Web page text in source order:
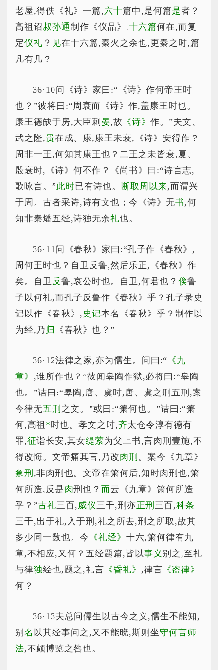
老屋,得佚《礼》一篇,六十篇中,是何篇是者？
高祖诏叔孙通制作《仪品》,十六篇何在,而复
定仪礼 ？ 见在十六篇,秦火之余也,更秦之时,篇
凡有几？
36·10问《诗》家曰:“《诗》作何帝王时
也？”彼将曰:“周衰而《诗》作,盖康王时也。
康王德缺于房,大臣刺 晏,故 《诗》 作。”夫文、
武之隆,贵在成、康,康王未衰,《诗》安得作？
周非一王,何知其康王也？二王之未皆衰,夏、
殷衰时,《诗》何不作？《尚书》曰:“诗言志,
歌咏言。”此时已有诗也。 断取周以来,而谓兴
于周。古者采诗,诗有文也；今《诗》无书,何
知非秦燔五经,诗独无余礼也。
36·11问《春秋》家曰:“孔子作《春秋》,
周何王时也？自卫反鲁,然后乐正,《春秋》作
矣。自卫 反 鲁,哀公时也。自卫,何君也？ 俟鲁
子以何礼,而孔子反鲁作《春秋》乎？孔子录史
记以作《春秋》, 史记本名《春秋》乎？制作以
为经,乃 归 《春秋》也？”
36·12法律之家,亦为儒生。问曰:“ 《九
章》 ,谁所作也？”彼闻皋陶作狱,必将曰:“皋陶
也。”诘曰:“皋陶,唐、虞时,唐、虞之刑五刑,案
今律无五刑 之文。”或曰:“箫何也。”诘曰:“箫
何,高祖 *时也。孝文之时,齐太仓令淳有德有
罪,征诣长安,其女缇萦为父上书,言肉刑壹施,不
得改悔。文帝痛其言,乃改肉刑 。案今《九章》
象刑 ,非肉刑也。文帝在箫何后,知时肉刑也,箫
何所造,反是肉刑也？ 而云《九章》箫何所造
乎？”古礼三百,威仪三千,刑亦正刑 三百,科条
三千,出于礼,入于刑,礼之所去,刑之所取,故其
多少同一数也。今 《礼经》 十六,箫何律有九
章,不相应,又何？五经题篇,皆以事义 别之,至礼
与律独经也,题之,礼言 《昏礼》 ,律言 《盗律》
何？
36·13夫总问儒生以古今之义,儒生不能知,
别 名 以其经事问之,又不能晓,斯则坐守何言师
法,不颇博览之咎也。